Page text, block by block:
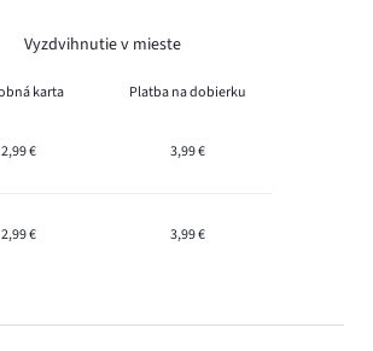
Vyzdvihnutie v mieste
karta Platba na dobierku
2,99 € 3,99 €
2,99 € 3,99 €